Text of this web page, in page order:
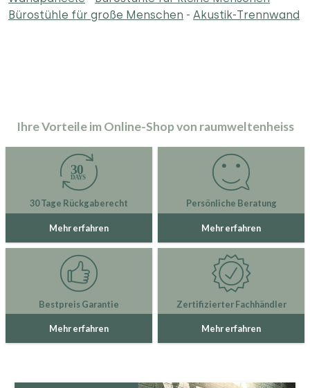
Bürostühle für große Menschen - Akustik-Trennwand
Ihre Vorteile im Online-Shop von raumweltenheiss
30 Tage Rückgaberecht
Mehr erfahren
Persönliche Beratung
Mehr erfahren
Bestpreis Garantie
Mehr erfahren
Zertifizierter Fachhändler
Mehr erfahren